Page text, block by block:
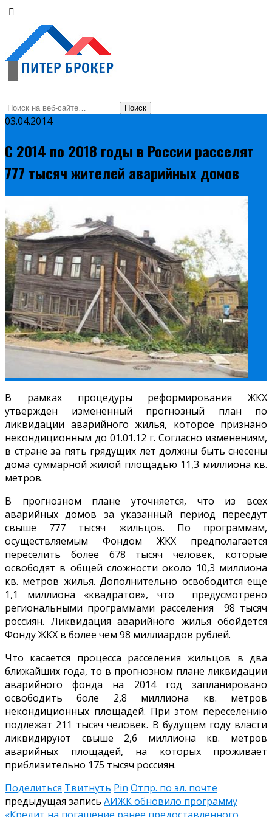
03.04.2014
С 2014 по 2018 годы в России расселят
777 тысяч жителей аварийных домов
В рамках процедуры реформирования ЖКХ
утвержден измененный прогнозный план по
ликвидации аварийного жилья, которое признано
некондиционным до 01.01.12 г. Согласно изменениям,
в стране за пять грядущих лет должны быть снесены
дома суммарной жилой площадью 11,3 миллиона кв.
метров.
В прогнозном плане уточняется, что из всех
аварийных домов за указанный период переедут
свыше 777 тысяч жильцов. По программам,
осуществляемым Фондом ЖКХ предполагается
переселить более 678 тысяч человек, которые
освободят в общей сложности около 10,3 миллиона
кв. метров жилья. Дополнительно освободится еще
1,1 миллиона «квадратов», что предусмотрено
региональными программами расселения 98 тысяч
россиян. Ликвидация аварийного жилья обойдется
Фонду ЖКХ в более чем 98 миллиардов рублей.
Что касается процесса расселения жильцов в два
ближайших года, то в прогнозном плане ликвидации
аварийного фонда на 2014 год запланировано
освободить боле 2,8 миллиона кв. метров
некондиционных площадей. При этом переселению
подлежат 211 тысяч человек. В будущем году власти
ликвидируют свыше 2,6 миллиона кв. метров
аварийных площадей, на которых проживает
приблизительно 175 тысяч россиян.
Поделиться Твитнуть Pin Отпр. по эл. почте
предыдущая запись АИЖК обновило программу